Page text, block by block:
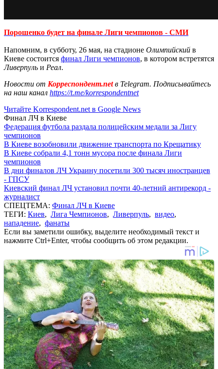
Порошенко будет на финале Лиги чемпионов - СМИ
Напомним, в субботу, 26 мая, на стадионе Олимпийский в
Киеве состоится финал Лиги чемпионов, в котором встретятся
Ливерпуль и Реал.
Новости от Корреспондент.netв Telegram. Подписывайтесь
на наш канал https://t.me/korrespondentnet
Читайте Korrespondent.net в Google News
Финал ЛЧ в Киеве
Федерация футбола раздала полицейским медали за Лигу
чемпионов
В Киеве возобновили движение транспорта по Крещатику
В Киеве собрали 4,1 тонн мусора после финала Лиги
чемпионов
В дни финалов ЛЧ Украину посетили 300 тысяч иностранцев
- ГПСУ
Киевский финал ЛЧ установил почти 40-летний антирекорд -
журналист
СПЕЦТЕМА: Финал ЛЧ в Киеве
ТЕГИ: Киев, Лига Чемпионов, Ливерпуль, видео,
нападение, фанаты
Если вы заметили ошибку, выделите необходимый текст и
нажмите Ctrl+Enter, чтобы сообщить об этом редакции.